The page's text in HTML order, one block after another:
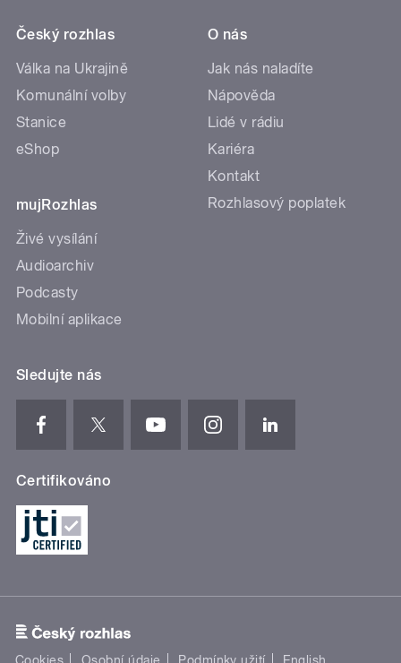
Český rozhlas
Válka na Ukrajině
Komunální volby
Stanice
eShop
mujRozhlas
Živé vysílání
Audioarchiv
Podcasty
Mobilní aplikace
O nás
Jak nás naladíte
Nápověda
Lidé v rádiu
Kariéra
Kontakt
Rozhlasový poplatek
Sledujte nás
Certifikováno